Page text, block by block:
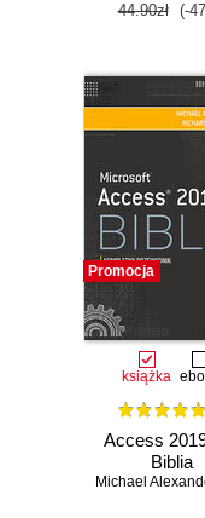
44.90zł (-
Promocja
książka
Access
Biblia
Michael